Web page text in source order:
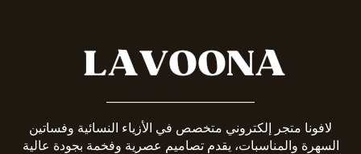
لافونا متجر إلكتروني متخصص في الأزياء النسائية وفساتين
السهرة والمناسبات، يقدم تصاميم عصرية وفخمة بجودة عالية